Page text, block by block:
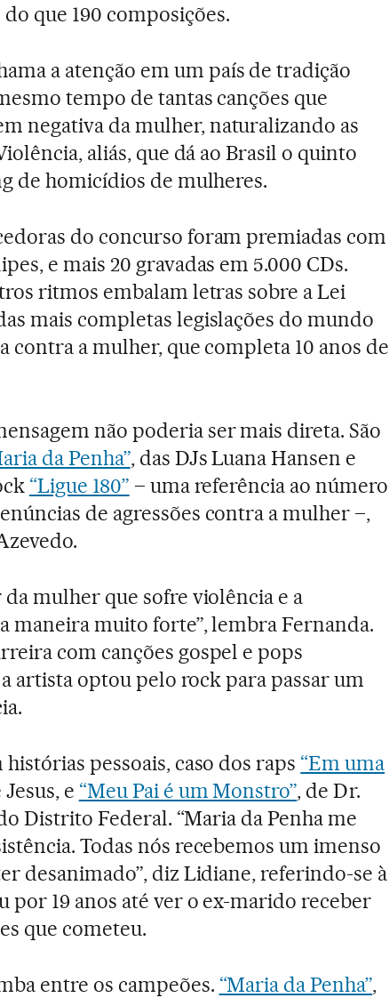
que 190 composições.
a atenção em um país de tradição
tempo de tantas canções que
negativa da mulher, naturalizando as
aliás, que dá ao Brasil o quinto
de homicídios de mulheres.
do concurso foram premiadas com
e mais 20 gravadas em 5.000 CDs.
ritmos embalam letras sobre a Lei
mais completas legislações do mundo
contra a mulher, que completa 10 anos de
não poderia ser mais direta. São
da Penha”, das DJs Luana Hansen e
“Ligue 180” – uma referência ao número
de agressões contra a mulher –,
mulher que sofre violência e a
maneira muito forte”, lembra Fernanda.
com canções gospel e pops
artista optou pelo rock para passar um
pessoais, caso dos raps “Em uma
e “Meu Pai é um Monstro”, de Dr.
Distrito Federal. “Maria da Penha me
Todas nós recebemos um imenso
desanimado”, diz Lidiane, referindo-se à
por 19 anos até ver o ex-marido receber
que cometeu.
entre os campeões. “Maria da Penha”,